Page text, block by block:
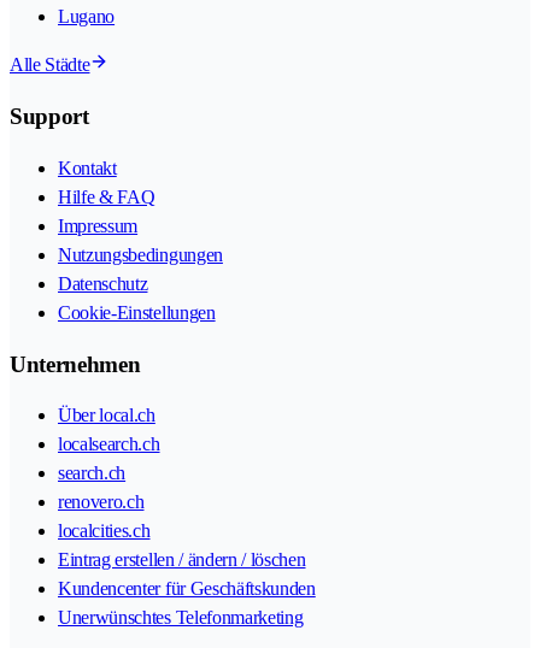
Lugano
Alle Städte
Support
Kontakt
Hilfe & FAQ
Impressum
Nutzungsbedingungen
Datenschutz
Cookie-Einstellungen
Unternehmen
Über local.ch
localsearch.ch
search.ch
renovero.ch
localcities.ch
Eintrag erstellen / ändern / löschen
Kundencenter für Geschäftskunden
Unerwünschtes Telefonmarketing